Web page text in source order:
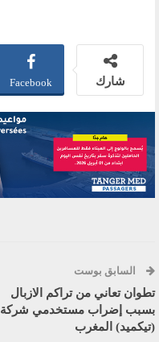
شارك Facebook
السابق بوست
تطوان تعاني من تراكم الازبال
بسبب إضراب مستخدمي شركة
(تيكميد) المغرب